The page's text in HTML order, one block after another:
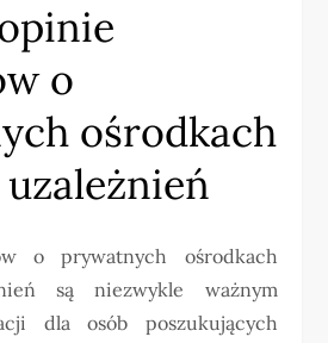
o
ośrodkach
o prywatnych ośrodkach
są niezwykle ważnym
dla osób poszukujących